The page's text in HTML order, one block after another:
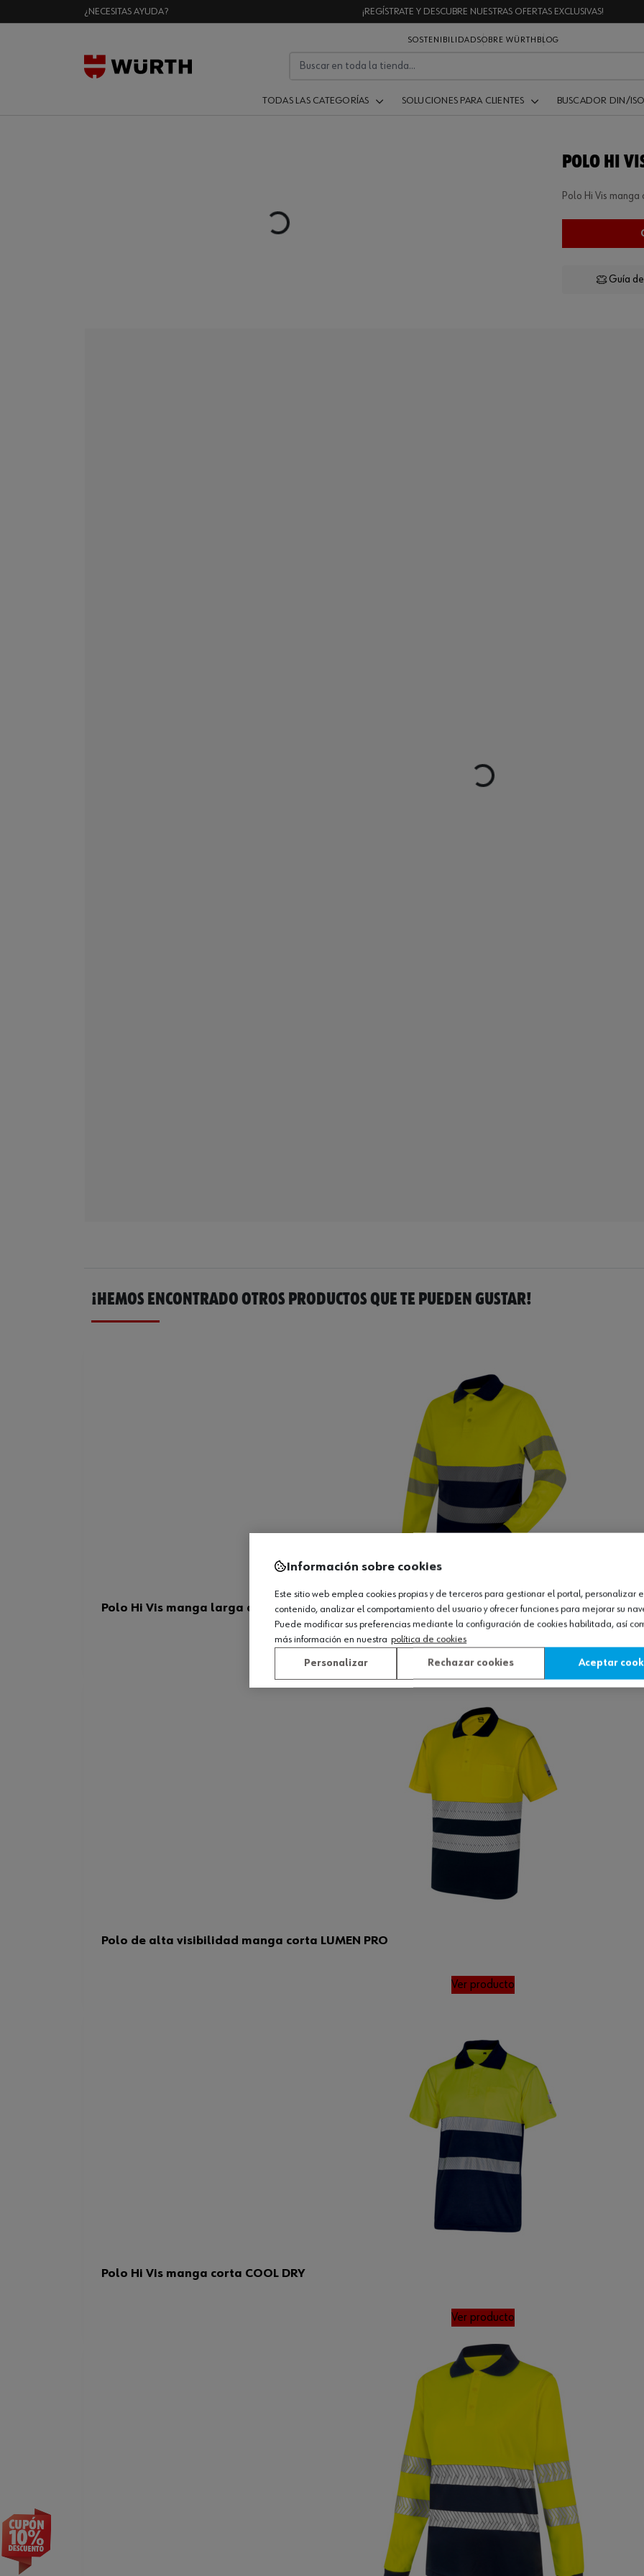
¿NECESITAS AYUDA? ¡REGÍSTRATE Y DESCUBRE NUESTRAS OFERTAS EXCLUSIVAS!
SOSTENIBILIDADSOBRE WÜRTH BLOG
TODAS LAS CATEGORÍAS SOLUCIONES PARA CLIENTES BUSCADOR DIN/ISO
Loading...
POLO HI
Polo Hi Vis
Guía
¡HEMOS ENCONTRADO OTROS PRODUCTOS QUE TE PUEDEN GUSTAR!
Polo Hi Vis manga larga doble capa
Ver producto
Polo de alta visibilidad manga corta LUMEN PRO
Ver producto
Polo Hi Vis manga corta COOL DRY
Ver producto
Información sobre cookies
Este sitio web emplea cookies propias y de terceros para gestionar el portal, personalizar
contenido, analizar el comportamiento del usuario y ofrecer funciones para mejorar su
Puede modificar sus preferencias mediante la configuración de cookies habilitada, así
más información en nuestra política de cookies
Personalizar Rechazar cookies Aceptar